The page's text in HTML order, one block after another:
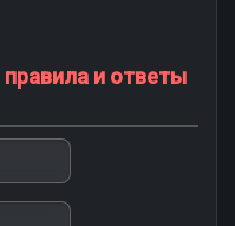
правила и ответы